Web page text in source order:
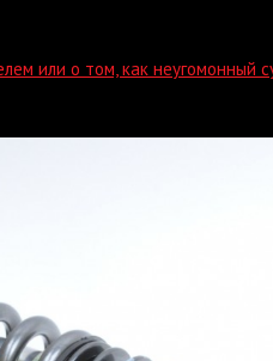
или о том, как неугомонный